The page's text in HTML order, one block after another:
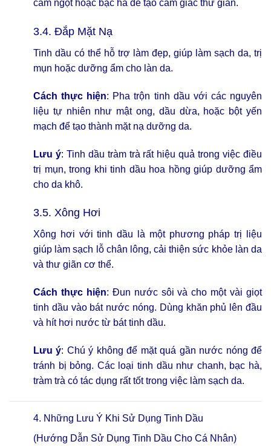
cam ngọt hoặc bạc hà để tạo cảm giác thư giãn.
3.4. Đắp Mặt Nạ
Tinh dầu có thể hỗ trợ làm đẹp, giúp làm sạch da, trị
mụn hoặc dưỡng ẩm cho làn da.
Cách thực hiện: Pha trộn tinh dầu với các nguyên
liệu tự nhiên như mật ong, dầu dừa, hoặc bột yến
mạch để tạo thành mặt nạ dưỡng da.
Lưu ý: Tinh dầu tràm trà rất hiệu quả trong việc điều
trị mụn, trong khi tinh dầu hoa hồng giúp dưỡng ẩm
cho da khô.
3.5. Xông Hơi
Xông hơi với tinh dầu là một phương pháp trị liệu
giúp làm sạch lỗ chân lông, cải thiện sức khỏe làn da
và thư giãn cơ thể.
Cách thực hiện: Đun nước sôi và cho một vài giọt
tinh dầu vào bát nước nóng. Dùng khăn phủ lên đầu
và hít hơi nước từ bát tinh dầu.
Lưu ý: Chú ý không để mặt quá gần nước nóng để
tránh bị bỏng. Các loại tinh dầu như chanh, bạc hà,
tràm trà có tác dụng rất tốt trong việc làm sạch da.
4. Những Lưu Ý Khi Sử Dụng Tinh Dầu
(Hướng Dẫn Sử Dụng Tinh Dầu Cho Cá Nhân)